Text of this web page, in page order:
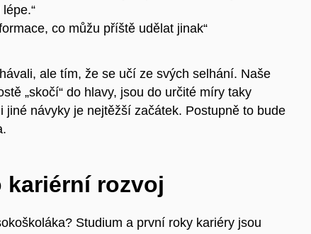
co můžu příště udělat jinak“
ale tím, že se učí ze svých selhání. Naše
„skočí“ do hlavy, jsou do určité míry taky
návyky je nejtěžší začátek. Postupně to bude
kariérní rozvoj
Studium a první roky kariéry jsou